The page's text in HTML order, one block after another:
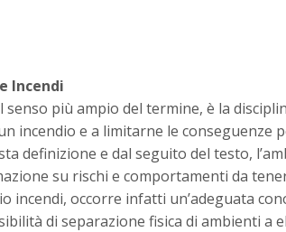
Incendi
senso più ampio del termine, è la
incendio e a limitarne le conseguenze
definizione e dal seguito del testo,
su rischi e comportamenti da
incendi, occorre infatti un’adeguata
di separazione fisica di ambienti